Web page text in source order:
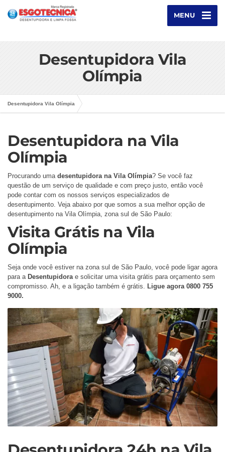
MENU
Desentupidora Vila
Olímpia
Desentupidora Vila Olímpia
Desentupidora na Vila
Olímpia
Procurando uma desentupidora na Vila Olímpia? Se você faz
questão de um serviço de qualidade e com preço justo, então você
pode contar com os nossos serviços especializados de
desentupimento. Veja abaixo por que somos a sua melhor opção de
desentupimento na Vila Olímpia, zona sul de São Paulo:
Visita Grátis na Vila
Olímpia
Seja onde você estiver na zona sul de São Paulo, você pode ligar agora
para a Desentupidora e solicitar uma visita grátis para orçamento sem
compromisso. Ah, e a ligação também é grátis. Ligue agora 0800 755
9000.